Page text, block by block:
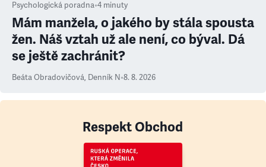
Psychologická poradna•4 minuty
Mám manžela, o jakého by stála spousta
žen. Náš vztah už ale není, co býval. Dá
se ještě zachránit?
Beáta Obradovičová, Denník N•8. 8. 2026
Respekt Obchod